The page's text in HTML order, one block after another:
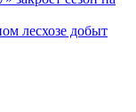
лесхозе добыт